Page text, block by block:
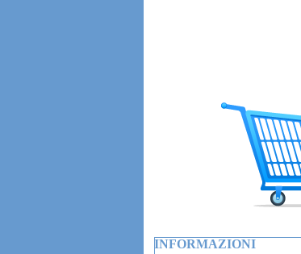
INFORMAZIONI